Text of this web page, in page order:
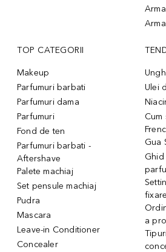
TOP CATEGORII
Makeup
Parfumuri barbati
Parfumuri dama
Parfumuri
Fond de ten
Parfumuri barbati -
Aftershave
Palete machiaj
Set pensule machiaj
Pudra
Mascara
Leave-in Conditioner
Concealer
Ulei
Cum
Gua
a